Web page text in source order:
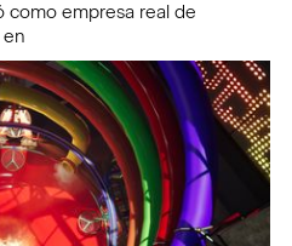
como empresa real de